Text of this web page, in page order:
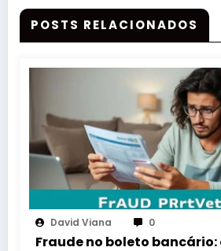
POSTS RELACIONADOS
David Viana 0
Fraude no boleto bancário: